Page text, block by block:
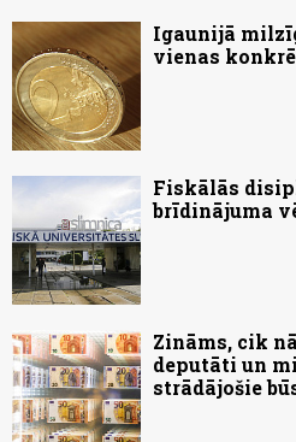
Igaunijā
vienas
Fiskālās
brīdinājuma
Zināms, cik
deputāti un
strādājošie